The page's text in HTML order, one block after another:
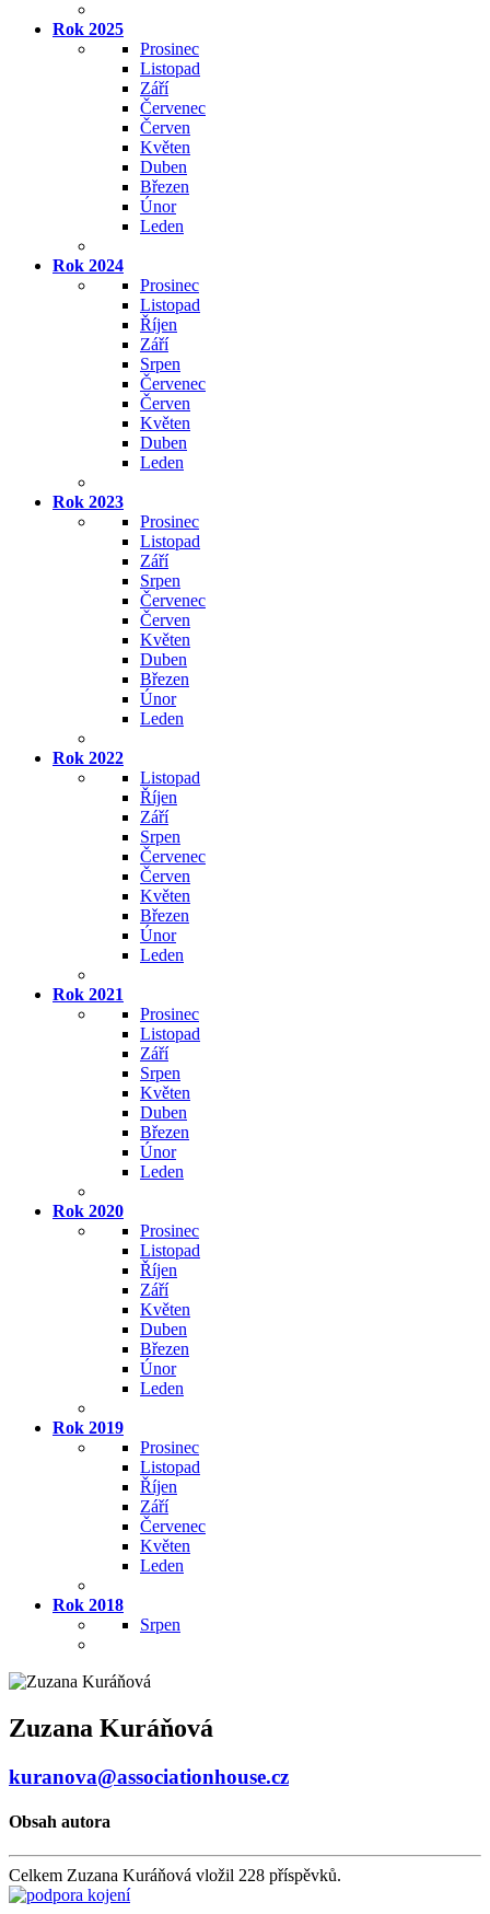
Rok 2025
Prosinec
Listopad
Září
Červenec
Červen
Květen
Duben
Březen
Únor
Leden
Rok 2024
Prosinec
Listopad
Říjen
Září
Srpen
Červenec
Červen
Květen
Duben
Leden
Rok 2023
Prosinec
Listopad
Září
Srpen
Červenec
Červen
Květen
Duben
Březen
Únor
Leden
Rok 2022
Listopad
Říjen
Září
Srpen
Červenec
Červen
Květen
Březen
Únor
Leden
Rok 2021
Prosinec
Listopad
Září
Srpen
Květen
Duben
Březen
Únor
Leden
Rok 2020
Prosinec
Listopad
Říjen
Září
Květen
Duben
Březen
Únor
Leden
Rok 2019
Prosinec
Listopad
Říjen
Září
Červenec
Květen
Leden
Rok 2018
Srpen
Zuzana Kuráňová
kuranova@associationhouse.cz
Obsah autora
Celkem Zuzana Kuráňová vložil 228 příspěvků.